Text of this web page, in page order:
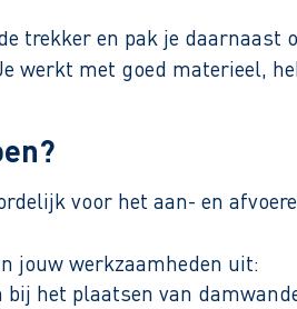
trekker en pak je
werkt met goed materieel,
voor het aan- en
jouw werkzaamheden uit:
bij het plaatsen van